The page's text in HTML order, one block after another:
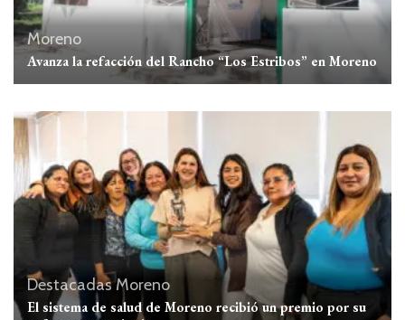
Moreno
Avanza la refacción del Rancho “Los Estribos” en Moreno
DestacadasMoreno
El sistema de salud de Moreno recibió un premio por su